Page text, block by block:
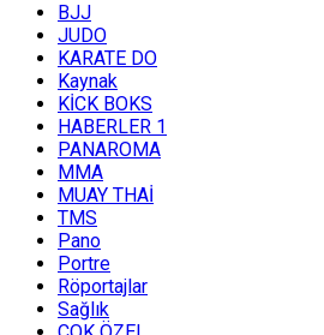
BJJ
JUDO
KARATE DO
Kaynak
KİCK BOKS
HABERLER 1
PANAROMA
MMA
MUAY THAİ
TMS
Pano
Portre
Röportajlar
Sağlık